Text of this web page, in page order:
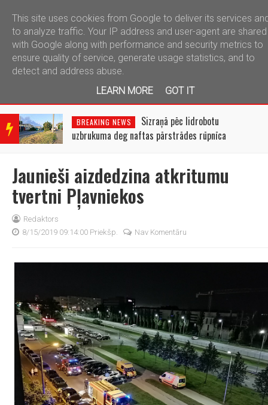
telegram
BRE
AKIN
NEW
BREAKING NEWS
Sizraņā pēc lidrobotu
uzbrukuma deg naftas pārstrādes rūpnīca
Jaunieši aizdedzina atkritumu
tvertni Pļavniekos
Redaktors
8/15/2019 09:14:00 Priekšp.
Nav Komentāru
This site uses cookies from Google to deliver its services
to analyze traffic. Your IP address and user-agent are shared
with Google along with performance and security metrics to
ensure quality of service, generate usage statistics, and to
detect and address abuse.
LEARN MORE
GOT IT